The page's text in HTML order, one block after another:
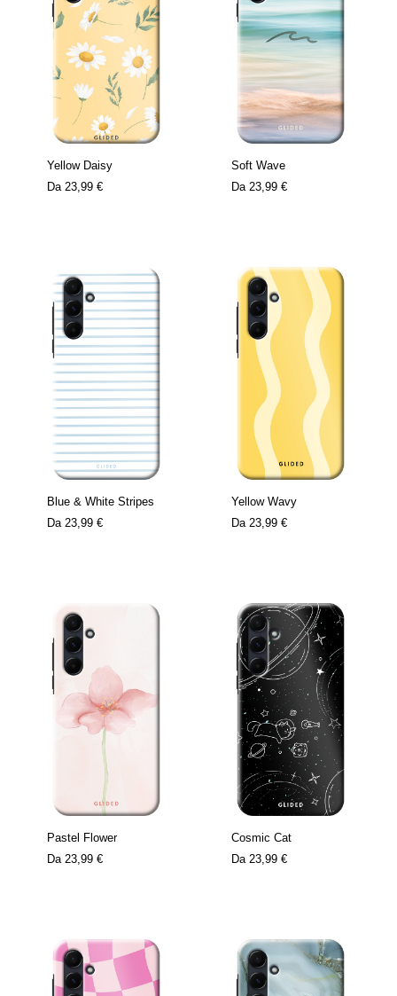
Yellow Daisy
Da 23,99 €
Soft Wave
Da 23,99 €
Blue & White Stripes
Da 23,99 €
Yellow Wavy
Da 23,99 €
Pastel Flower
Da 23,99 €
Cosmic Cat
Da 23,99 €